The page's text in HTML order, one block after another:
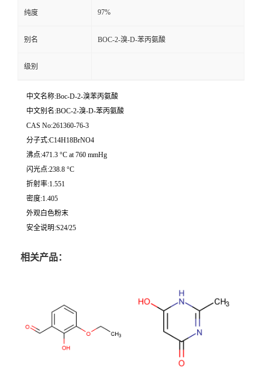
纯度 97%
别名 BOC-2-溴-D-苯丙氨酸
级别
中文名称:Boc-D-2-溴苯丙氨酸
中文别名:BOC-2-溴-D-苯丙氨酸
CAS No:261360-76-3
分子式:C14H18BrNO4
沸点:471.3 °C at 760 mmHg
闪光点:238.8 °C
折射率:1.551
密度:1.405
外观白色粉末
安全说明:S24/25
相关产品：